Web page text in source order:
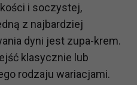
i soczystej,
z najbardziej
dyni jest zupa-krem.
klasycznie lub
rodzaju wariacjami.